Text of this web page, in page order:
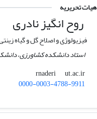
هیات تحریریه
روح انگیز نادری
فیزیولوژی و اصلاح گل و گیاه
استاد دانشکده کشاورزی،
rnaderi
ut.ac.ir
0000-0003-4788-9911